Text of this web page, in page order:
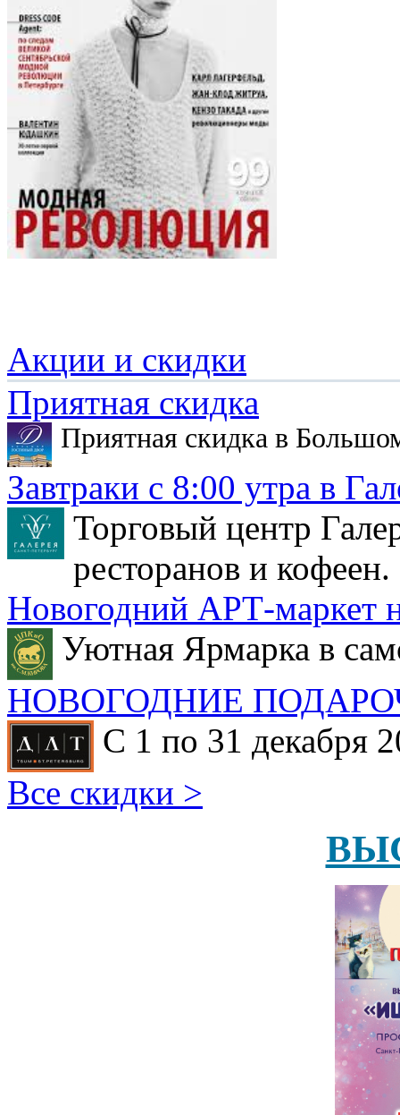
Акции и скидки
Приятная скидка
Приятная скидка в
Завтраки с 8:00 утра в
Торговый центр
ресторанов и кофеен.
Новогодний АРТ-маркет
Уютная Ярмарка в
НОВОГОДНИЕ
С 1 по 31 декабря
Все скидки >